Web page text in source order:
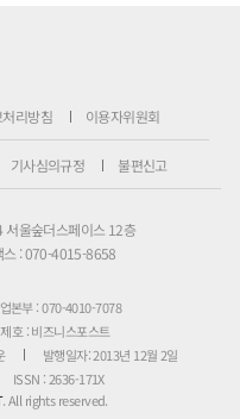
리방침 이용자위원회
기사심의규정 불편신고
서울숲더스페이스 12층
스 : 070-4015-8658
본부 : 070-4010-7078
제호 : 비즈니스포스트
발행일자: 2013년 12월 2일
ISSN : 2636-171X
. All rights reserved.